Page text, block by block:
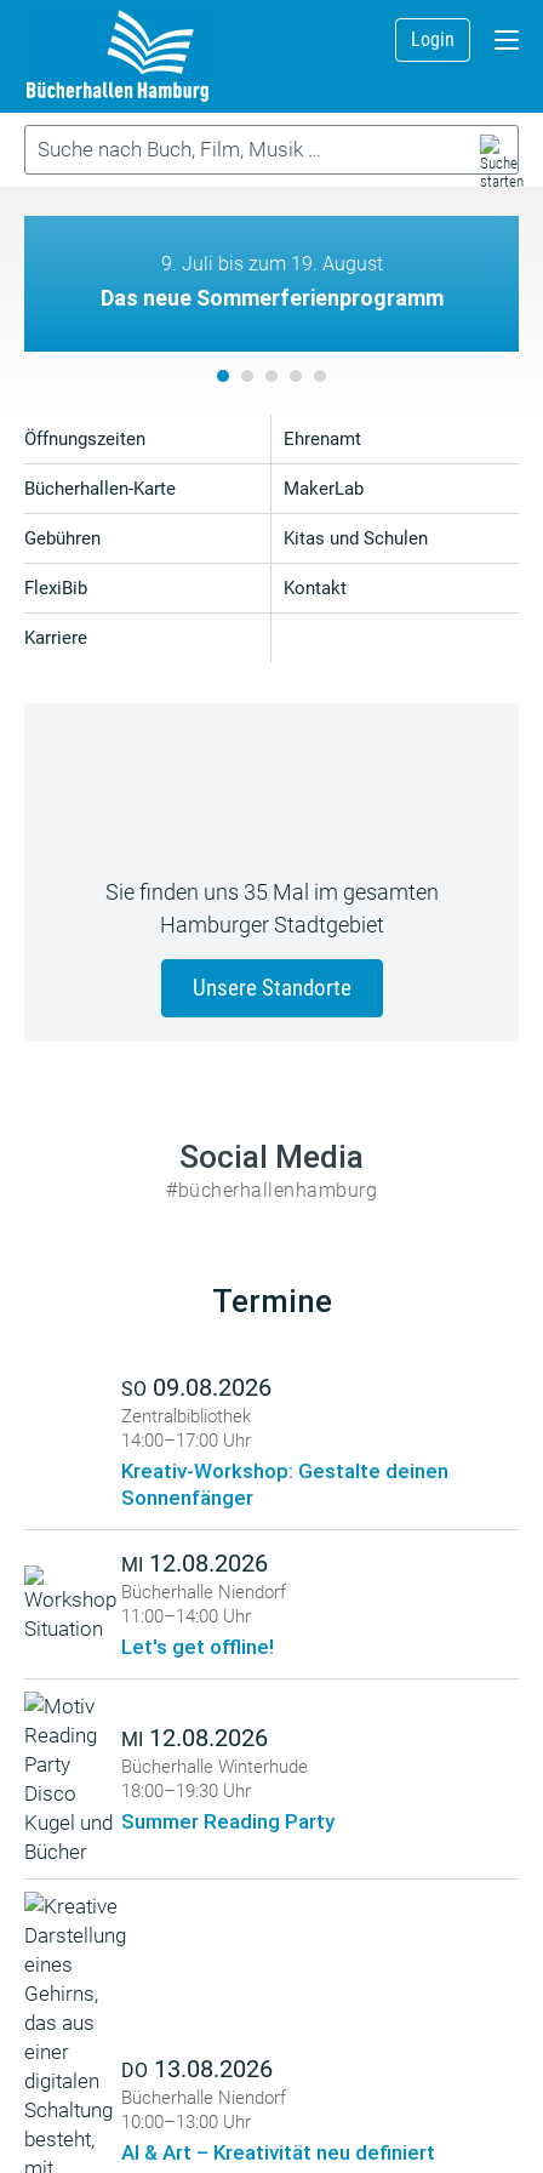
Login
9. Juli bis zum 19. August
Das neue Sommerferienprogramm
Öffnungszeiten
Bücherhallen-Karte
Gebühren
FlexiBib
Karriere
Ehrenamt
MakerLab
Kitas und Schulen
Kontakt
Sie finden uns 35 Mal im gesamten
Hamburger Stadtgebiet
Unsere Standorte
Social Media
#bücherhallenhamburg
Termine
SO 09.08.2026
Zentralbibliothek
14:00–17:00 Uhr
Kreativ-Workshop: Gestalte deinen
Sonnenfänger
MI 12.08.2026
Bücherhalle Niendorf
11:00–14:00 Uhr
Let's get offline!
MI 12.08.2026
Bücherhalle Winterhude
18:00–19:30 Uhr
Summer Reading Party
DO 13.08.2026
Bücherhalle Niendorf
10:00–13:00 Uhr
AI & Art – Kreativität neu definiert